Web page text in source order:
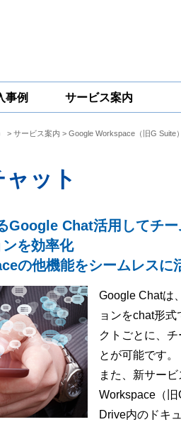
問一答 コラム
事例 サービス案内
Google
Google
> サービス案内 > Google Workspace（旧G Suite
ット
Google Chat活用してチー
を効率化
の他機能をシームレスに
Google Chatは
ョンをchat形
クトごとに、
とが可能です。
また、新サー
Workspace（
Drive内のドキ